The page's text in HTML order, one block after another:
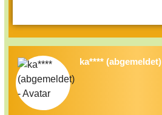
ka**** (abgemeldet)